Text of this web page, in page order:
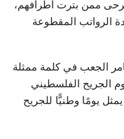
ممن بترت أطرافهم،
الرواتب المقطوعة
الجعب في كلمة ممثلة
الجريح الفلسطيني
حيث يمثل يومًا وطنيًّا للجريح